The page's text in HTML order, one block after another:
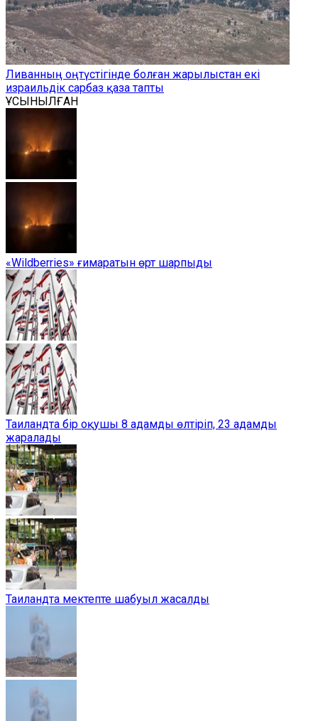
Ливанның оңтүстігінде болған жарылыстан екі
израильдік сарбаз қаза тапты
ҰСЫНЫЛҒАН
«Wildberries» ғимаратын өрт шарпыды
Таиландта бір оқушы 8 адамды өлтіріп, 23 адамды
жаралады
Таиландта мектепте шабуыл жасалды